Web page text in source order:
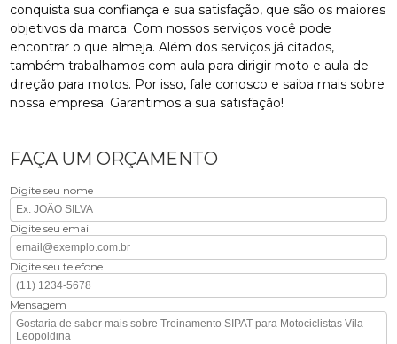
conquista sua confiança e sua satisfação, que são os maiores
objetivos da marca. Com nossos serviços você pode
encontrar o que almeja. Além dos serviços já citados,
também trabalhamos com aula para dirigir moto e aula de
direção para motos. Por isso, fale conosco e saiba mais sobre
nossa empresa. Garantimos a sua satisfação!
FAÇA UM ORÇAMENTO
Digite seu nome
Digite seu email
Digite seu telefone
Mensagem